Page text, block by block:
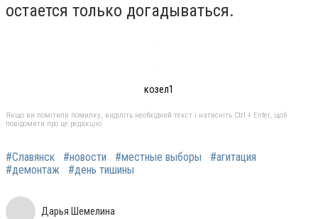
остается только догадываться.
козел1
Якщо ви помітили помилку, виділіть необхідний текст і натисніть Ctrl + Enter, щоб
повідомити про це редакцію
#Славянск #новости #местные выборы
#агитация
#демонтаж
#день тишины
Дарья Шемелина